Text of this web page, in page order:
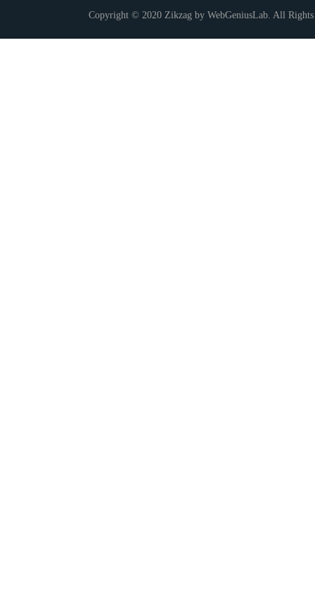
Copyright © 2020 Zikzag by WebGeniusLab. All Rights